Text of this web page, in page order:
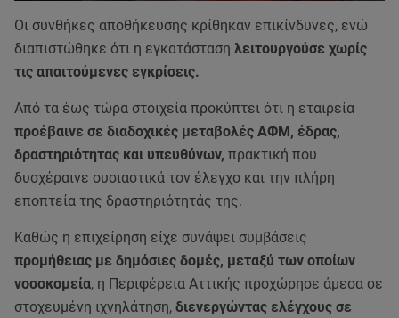
Οι συνθήκες αποθήκευσης κρίθηκαν επικίνδυνες, ενώ
διαπιστώθηκε ότι η εγκατάσταση λειτουργούσε χωρίς
τις απαιτούμενες εγκρίσεις.
Από τα έως τώρα στοιχεία προκύπτει ότι η εταιρεία
προέβαινε σε διαδοχικές μεταβολές ΑΦΜ, έδρας,
δραστηριότητας και υπευθύνων, πρακτική που
δυσχέραινε ουσιαστικά τον έλεγχο και την πλήρη
εποπτεία της δραστηριότητάς της.
Καθώς η επιχείρηση είχε συνάψει συμβάσεις
προμήθειας με δημόσιες δομές, μεταξύ των οποίων
νοσοκομεία, η Περιφέρεια Αττικής προχώρησε άμεσα σε
στοχευμένη ιχνηλάτηση, διενεργώντας ελέγχους σε